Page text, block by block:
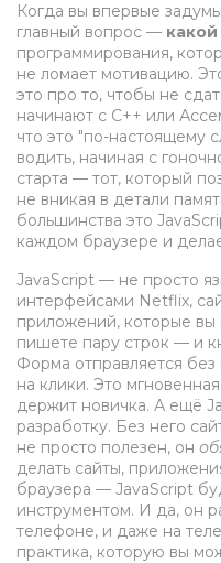
Когда вы впервые
главный вопрос —
программирования,
не ломает мотивацию.
это про то, чтобы не
начинают с C++ или
что это "по-настоящему
водить, начиная с
старта — тот, который
не вникая в детали
большинства это
каждом браузере и
JavaScript — не просто
интерфейсами Netflix,
приложений, которые
пишете пару строк — и
Форма отправляется без
на клики. Это
держит новичка. А ещё
разработку. Без него
не просто полезен, он
делать сайты,
браузера — JavaScript
инструментом. И да, он
телефоне, и даже на
практика, которую вы